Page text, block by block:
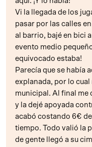
Vi la llegada de los
pasar por las calles
al barrio, bajé en bici
evento medio
equivocado estaba!
Parecía que se había
explanada, por lo
municipal. Al final me
y la dejé apoyada
acabó costando 6€
tiempo. Todo valió la
de gente llegó a su